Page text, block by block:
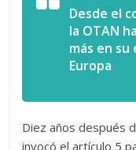
Desde el
la OTAN
más en
Europa
Diez años después
invocó el artículo 5